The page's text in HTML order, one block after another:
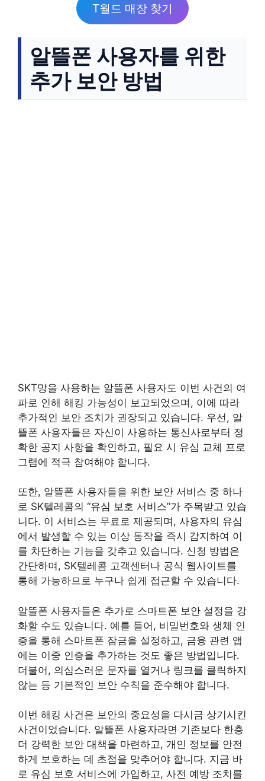
T월드 매장 찾기
알뜰폰 사용자를 위한
추가 보안 방법
SKT망을 사용하는 알뜰폰 사용자도 이번 사건의 여
파로 인해 해킹 가능성이 보고되었으며, 이에 따라
추가적인 보안 조치가 권장되고 있습니다. 우선, 알
뜰폰 사용자들은 자신이 사용하는 통신사로부터 정
확한 공지 사항을 확인하고, 필요 시 유심 교체 프로
그램에 적극 참여해야 합니다.
또한, 알뜰폰 사용자들을 위한 보안 서비스 중 하나
로 SK텔레콤의 “유심 보호 서비스”가 주목받고 있습
니다. 이 서비스는 무료로 제공되며, 사용자의 유심
에서 발생할 수 있는 이상 동작을 즉시 감지하여 이
를 차단하는 기능을 갖추고 있습니다. 신청 방법은
간단하며, SK텔레콤 고객센터나 공식 웹사이트를
통해 가능하므로 누구나 쉽게 접근할 수 있습니다.
알뜰폰 사용자들은 추가로 스마트폰 보안 설정을 강
화할 수도 있습니다. 예를 들어, 비밀번호와 생체 인
증을 통해 스마트폰 잠금을 설정하고, 금융 관련 앱
에는 이중 인증을 추가하는 것도 좋은 방법입니다.
더불어, 의심스러운 문자를 열거나 링크를 클릭하지
않는 등 기본적인 보안 수칙을 준수해야 합니다.
이번 해킹 사건은 보안의 중요성을 다시금 상기시킨
사건이었습니다. 알뜰폰 사용자라면 기존보다 한층
더 강력한 보안 대책을 마련하고, 개인 정보를 안전
하게 보호하는 데 초점을 맞추어야 합니다. 지금 바
로 유심 보호 서비스에 가입하고, 사전 예방 조치를